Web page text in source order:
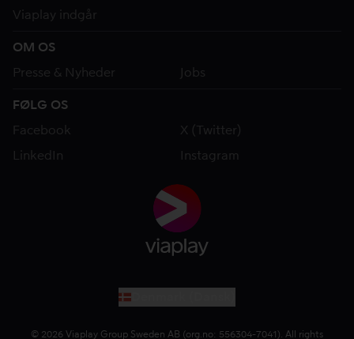
Viaplay indgår
OM OS
Presse & Nyheder
Jobs
FØLG OS
Facebook
X (Twitter)
LinkedIn
Instagram
© 2026 Viaplay Group Sweden AB (org.no: 556304-7041). All rights